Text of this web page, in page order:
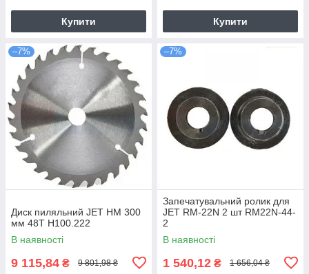
Купити Купити
–7%
Диск пиляльний JET НМ 300
мм 48Т H100.222
В наявності
9 115,84 ₴ 9 801,98 ₴
–7%
Запечатувальний ролик для
JET RM-22N 2 шт RM22N-44-
2
В наявності
1 540,12 ₴ 1 656,04 ₴